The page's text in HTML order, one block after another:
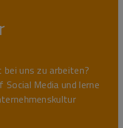
uns zu arbeiten?
Media und lerne